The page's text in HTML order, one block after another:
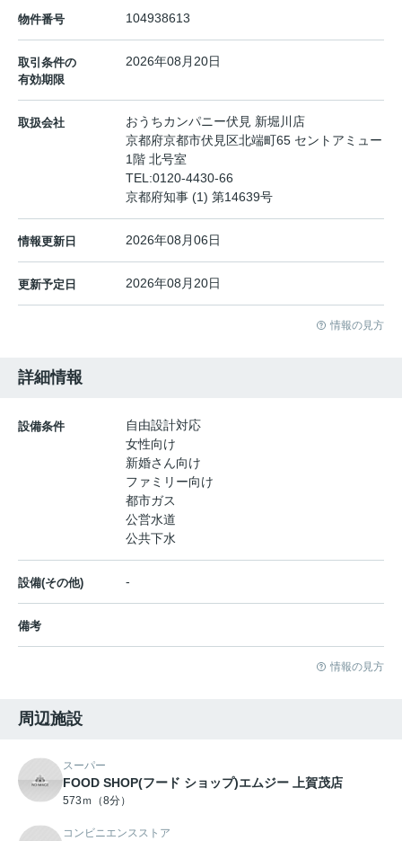
物件番号 104938613
取引条件の
有効期限
2026年08月20日
取扱会社
おうちカンパニー伏見 新堀川店
京都府京都市伏見区北端町65 セントアミュー
1階 北号室
TEL:0120-4430-66
京都府知事 (1) 第14639号
情報更新日 2026年08月06日
更新予定日 2026年08月20日
情報の見方
詳細情報
設備条件
自由設計対応
女性向け
新婚さん向け
ファミリー向け
都市ガス
公営水道
公共下水
設備(その他) -
備考
情報の見方
周辺施設
スーパー
FOOD SHOP(フード ショップ)エムジー 上賀茂店
573ｍ（8分）
コンビニエンスストア